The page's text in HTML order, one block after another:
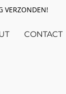
VERZONDEN!
CONTACT